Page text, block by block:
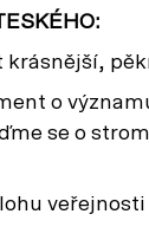
krásnější,
o
se o